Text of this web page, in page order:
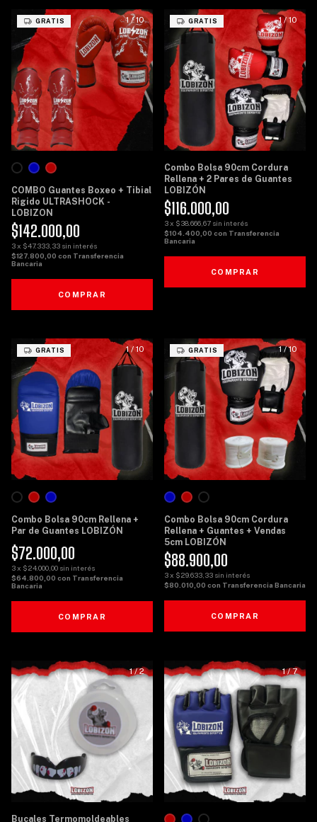
1/10
GRATIS
COMBO Guantes Boxeo + Tibial
Rigido ULTRASHOCK -
LOBIZON
$142.000,00
3x $47.333,33 sin interés
$127.800,00 con Transferencia
Bancaria
COMPRAR
1/10
GRATIS
Combo Bolsa 90cm Cordura
Rellena + 2 Pares de Guantes
LOBIZÓN
$116.000,00
3x $38.666,67 sin interés
$104.400,00 con Transferencia
Bancaria
COMPRAR
1/ 10
GRATIS
Combo Bolsa 90cm Rellena +
Par de Guantes LOBIZÓN
$72.000,00
3x $24.000,00 sin interés
$64.800,00 con Transferencia
Bancaria
COMPRAR
1/10
GRATIS
Combo Bolsa 90cm Cordura
Rellena + Guantes + Vendas
5cm LOBIZÓN
$88.900,00
3x $29.633,33 sin interés
$80.010,00 con Transferencia Bancaria
COMPRAR
1/2
Bucales Termomoldeables
1/7